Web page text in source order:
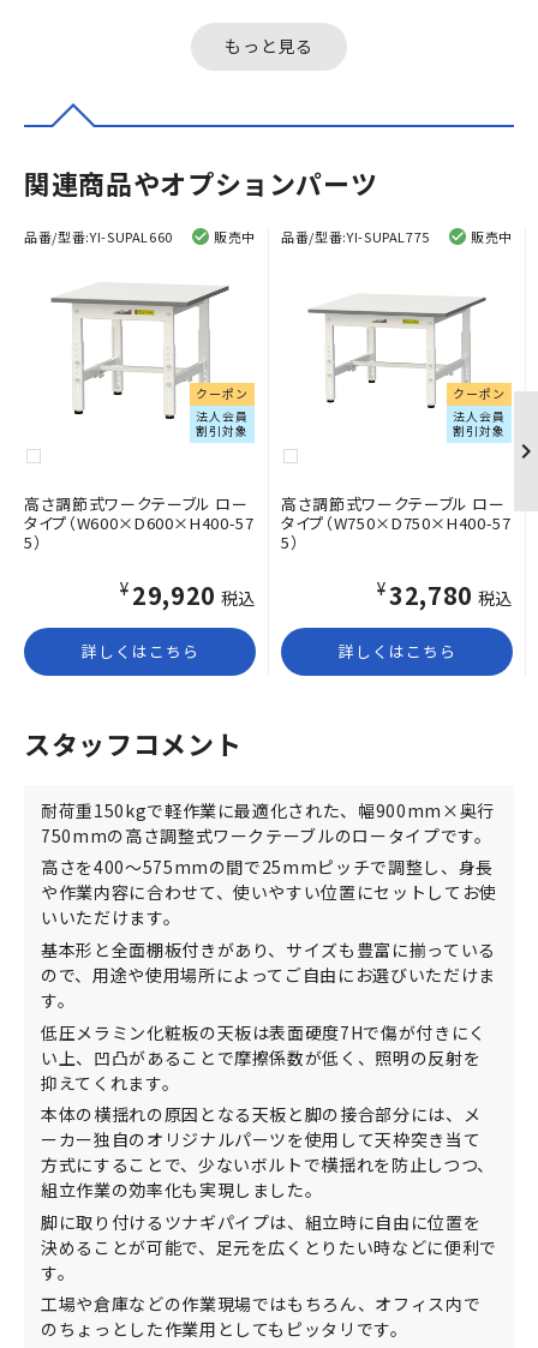
もっと見る
関連商品やオプションパーツ
品番/型番:YI-SUPAL660 販売中
クーポン
法人会員
割引対象
高さ調節式ワークテーブル ロー
タイプ（W600×D600×H400-57
5）
¥29,920 税込
詳しくはこちら
品番/型番:YI-SUPAL775 販売中
クーポン
法人会員
割引対象
高さ調節式ワークテーブル ロー
タイプ（W750×D750×H400-57
5）
¥32,780 税込
詳しくはこちら
スタッフコメント
耐荷重150kgで軽作業に最適化された、幅900mm×奥行
750mmの高さ調整式ワークテーブルのロータイプです。
高さを400～575mmの間で25mmピッチで調整し、身長
や作業内容に合わせて、使いやすい位置にセットしてお使
いいただけます。
基本形と全面棚板付きがあり、サイズも豊富に揃っている
ので、用途や使用場所によってご自由にお選びいただけま
す。
低圧メラミン化粧板の天板は表面硬度7Hで傷が付きにく
い上、凹凸があることで摩擦係数が低く、照明の反射を
抑えてくれます。
本体の横揺れの原因となる天板と脚の接合部分には、メ
ーカー独自のオリジナルパーツを使用して天枠突き当て
方式にすることで、少ないボルトで横揺れを防止しつつ、
組立作業の効率化も実現しました。
脚に取り付けるツナギパイプは、組立時に自由に位置を
決めることが可能で、足元を広くとりたい時などに便利で
す。
工場や倉庫などの作業現場ではもちろん、オフィス内で
のちょっとした作業用としてもピッタリです。